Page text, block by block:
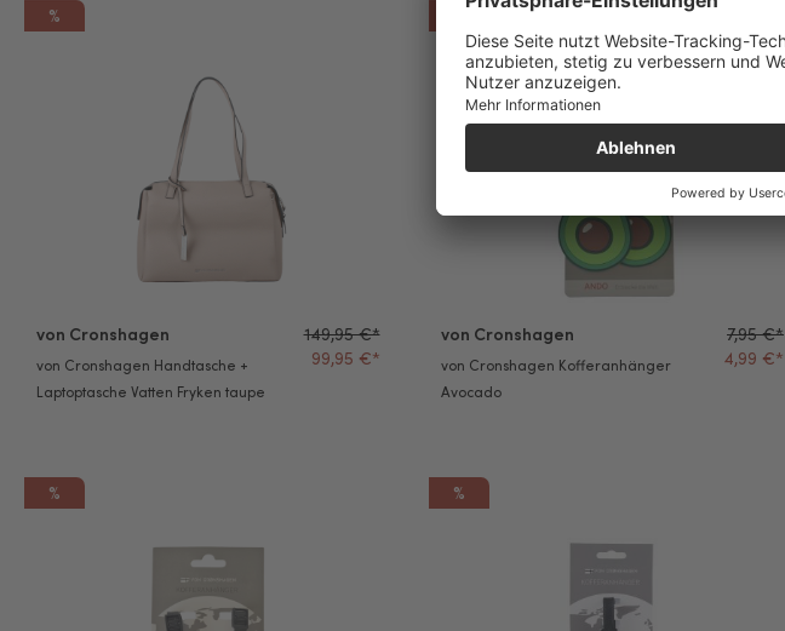
von Cronshagen Handtasche + Laptoptasche Vatten Fryken taupe
%
von Cronshagen
von Cronshagen Handtasche +
Laptoptasche Vatten Fryken taupe
149,95 €*
99,95 €*
von Cronshagen Kofferanhänger Avocado
von Cronshagen
von Cronshagen Kofferanhänger
Avocado
7,95 €*
4,99 €*
% %